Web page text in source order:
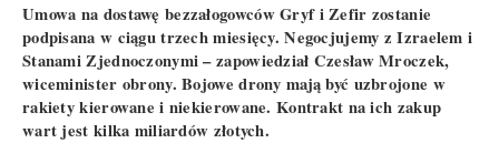
Umowa na dostawę bezzałogowców Gryf i Zefir zostanie
podpisana w ciągu trzech miesięcy. Negocjujemy z Izraelem i
Stanami Zjednoczonymi – zapowiedział Czesław Mroczek,
wiceminister obrony. Bojowe drony mają być uzbrojone w
rakiety kierowane i niekierowane. Kontrakt na ich zakup
wart jest kilka miliardów złotych.